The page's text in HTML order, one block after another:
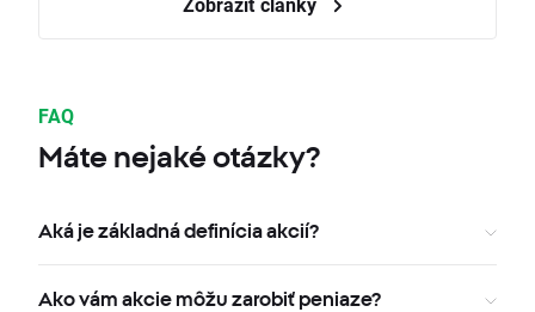
FAQ
Máte nejaké otázky?
Aká je základná definícia akcií?
Ako vám akcie môžu zarobiť peniaze?